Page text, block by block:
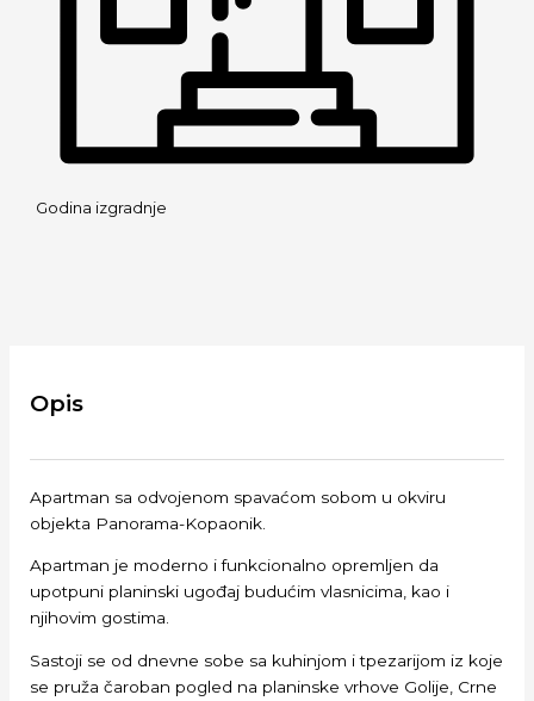
Godina izgradnje
Opis
Apartman sa odvojenom spavaćom sobom u okviru
objekta Panorama-Kopaonik.
Apartman je moderno i funkcionalno opremljen da
upotpuni planinski ugođaj budućim vlasnicima, kao i
njihovim gostima.
Sastoji se od dnevne sobe sa kuhinjom i tpezarijom iz koje
se pruža čaroban pogled na planinske vrhove Golije, Crne